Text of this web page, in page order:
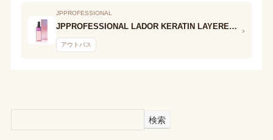
JPPROFESSIONAL
JPPROFESSIONAL LADOR KERATIN LAYERED OIL MIST FIGTEA (ケラチン レイヤード オイル ミスト フィグティ)
アウトバス
›
検索